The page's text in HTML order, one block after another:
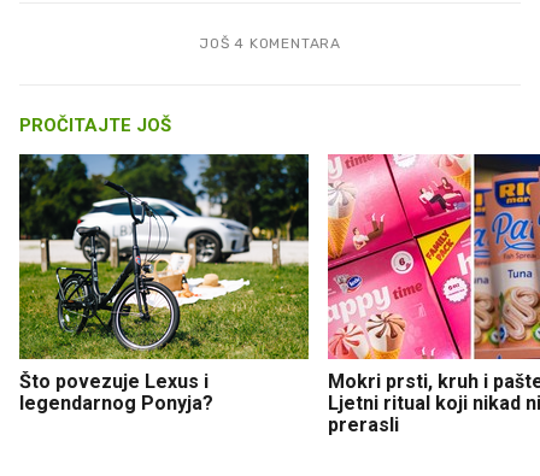
JOŠ 4 KOMENTARA
PROČITAJTE JOŠ
Što povezuje Lexus i
legendarnog Ponyja?
Mokri prsti, kruh i
Ljetni ritual koji nikad
prerasli